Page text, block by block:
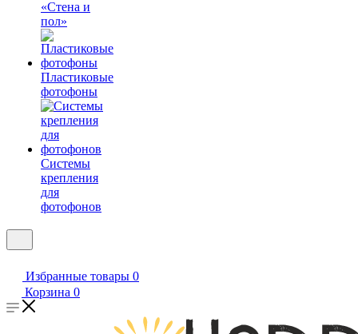
«Стена и
пол»
Пластиковые
фотофоны
Системы
крепления
для
фотофонов
Избранные товары 0
Корзина 0